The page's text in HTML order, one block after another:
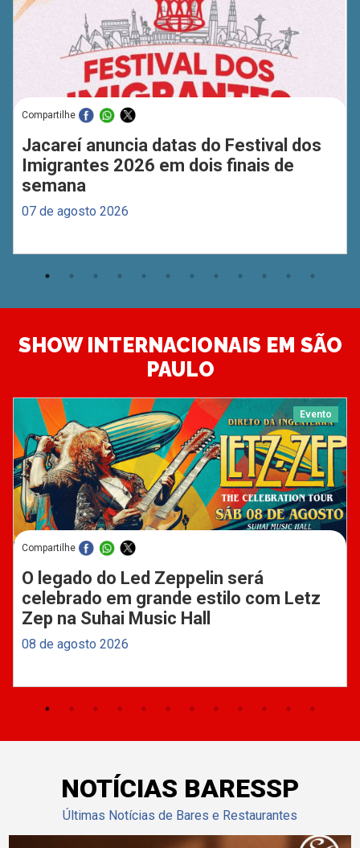
Compartilhe
Jacareí anuncia datas do Festival dos
Imigrantes 2026 em dois finais de
semana
07 de agosto 2026
SHOW INTERNACIONAIS EM SÃO
PAULO
Evento
Compartilhe
O legado do Led Zeppelin será
celebrado em grande estilo com Letz
Zep na Suhai Music Hall
08 de agosto 2026
NOTÍCIAS BARESSP
Últimas Notícias de Bares e Restaurantes